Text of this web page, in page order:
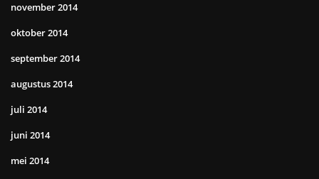
november 2014
oktober 2014
september 2014
augustus 2014
juli 2014
juni 2014
mei 2014